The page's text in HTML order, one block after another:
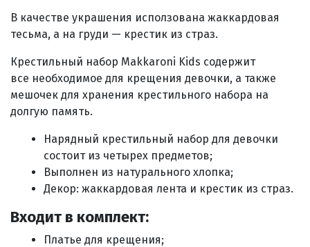
В качестве украшения исползована жаккардовая
тесьма, а на груди — крестик из страз.
Крестильный набор Makkaroni Kids содержит
все необходимое для крещения девочки, а также
мешочек для хранения крестильного набора на
долгую память.
Нарядный крестильный набор для девочки
состоит из четырех предметов;
Выполнен из натурального хлопка;
Декор: жаккардовая лента и крестик из страз.
Входит в комплект:
Платье для крещения;